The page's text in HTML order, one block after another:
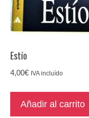
Estío
4,00€ IVA incluído
Añadir al carrito